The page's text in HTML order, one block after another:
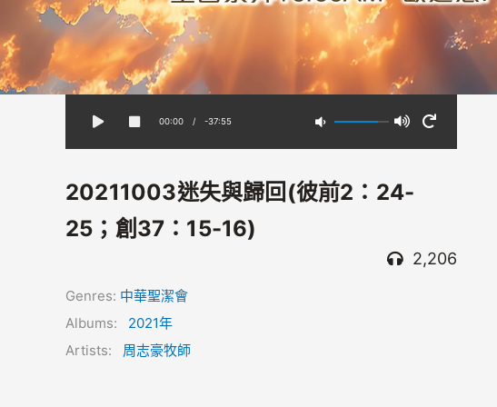
00:00 / -37:55
20211003迷失與歸回(彼前2：24-
25；創37：15-16)
2,206
Genres: 中華聖潔會
Albums: 2021年
Artists: 周志豪牧師